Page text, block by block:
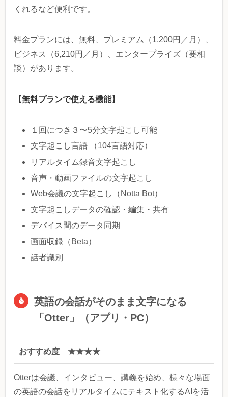
くれるなど便利です。
料金プランには、無料、プレミアム（1,200円／月）、
ビジネス（6,210円／月）、エンタープライズ（要相
談）があります。
【無料プランで使える機能】
１回につき３〜5分文字起こし可能
文字起こし言語 （104言語対応）
リアルタイム録音文字起こし
音声・動画ファイルの文字起こし
Web会議の文字起こし（Notta Bot）
文字起こしデータの確認・編集・共有
デバイス間のデータ同期
画面収録（Beta）
話者識別
英語の会話がそのまま文字になる
「Otter」（アプリ・PC）
おすすめ度 ★★★★
Otterは会議、インタビュー、講義を始め、様々な場面
の英語の会話をリアルタイムにテキスト化するAIを活